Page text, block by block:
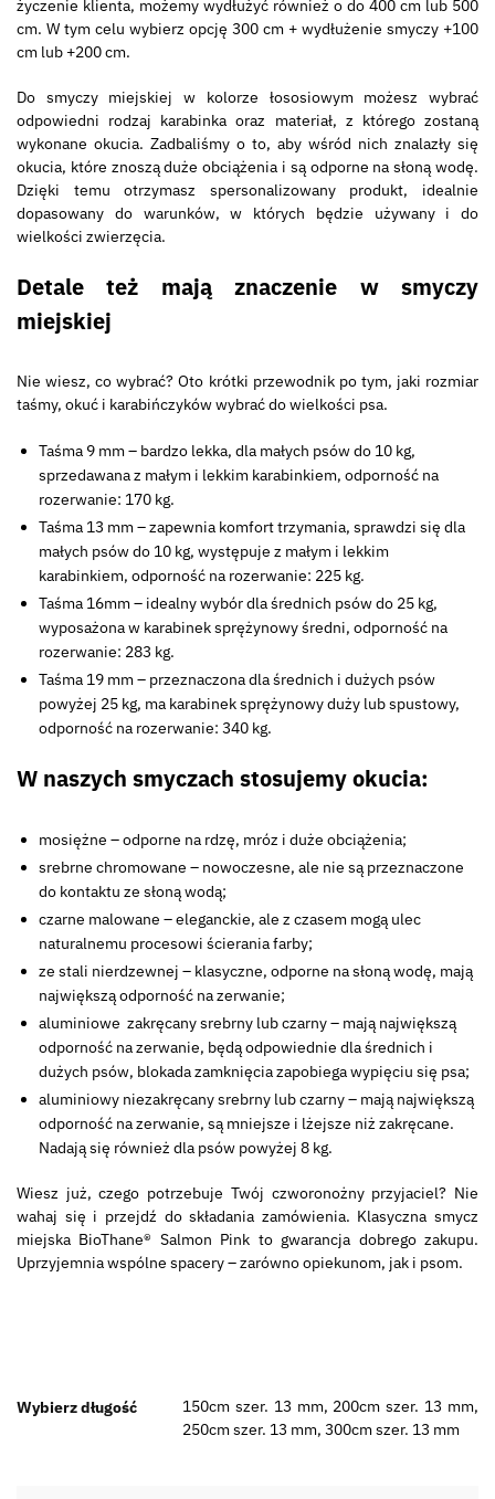
życzenie klienta, możemy wydłużyć również o do 400 cm lub 500
cm. W tym celu wybierz opcję 300 cm + wydłużenie smyczy +100
cm lub +200 cm.
Do smyczy miejskiej w kolorze łososiowym możesz wybrać
odpowiedni rodzaj karabinka oraz materiał, z którego zostaną
wykonane okucia. Zadbaliśmy o to, aby wśród nich znalazły się
okucia, które znoszą duże obciążenia i są odporne na słoną wodę.
Dzięki temu otrzymasz spersonalizowany produkt, idealnie
dopasowany do warunków, w których będzie używany i do
wielkości zwierzęcia.
Detale też mają znaczenie w smyczy
miejskiej
Nie wiesz, co wybrać? Oto krótki przewodnik po tym, jaki rozmiar
taśmy, okuć i karabińczyków wybrać do wielkości psa.
Taśma 9 mm – bardzo lekka, dla małych psów do 10 kg,
sprzedawana z małym i lekkim karabinkiem, odporność na
rozerwanie: 170 kg.
Taśma 13 mm – zapewnia komfort trzymania, sprawdzi się dla
małych psów do 10 kg, występuje z małym i lekkim
karabinkiem, odporność na rozerwanie: 225 kg.
Taśma 16mm – idealny wybór dla średnich psów do 25 kg,
wyposażona w karabinek sprężynowy średni, odporność na
rozerwanie: 283 kg.
Taśma 19 mm – przeznaczona dla średnich i dużych psów
powyżej 25 kg, ma karabinek sprężynowy duży lub spustowy,
odporność na rozerwanie: 340 kg.
W naszych smyczach stosujemy okucia:
mosiężne – odporne na rdzę, mróz i duże obciążenia;
srebrne chromowane – nowoczesne, ale nie są przeznaczone
do kontaktu ze słoną wodą;
czarne malowane – eleganckie, ale z czasem mogą ulec
naturalnemu procesowi ścierania farby;
ze stali nierdzewnej – klasyczne, odporne na słoną wodę, mają
największą odporność na zerwanie;
aluminiowe zakręcany srebrny lub czarny – mają największą
odporność na zerwanie, będą odpowiednie dla średnich i
dużych psów, blokada zamknięcia zapobiega wypięciu się psa;
aluminiowy niezakręcany srebrny lub czarny – mają największą
odporność na zerwanie, są mniejsze i lżejsze niż zakręcane.
Nadają się również dla psów powyżej 8 kg.
Wiesz już, czego potrzebuje Twój czworonożny przyjaciel? Nie
wahaj się i przejdź do składania zamówienia. Klasyczna smycz
miejska BioThane® Salmon Pink to gwarancja dobrego zakupu.
Uprzyjemnia wspólne spacery – zarówno opiekunom, jak i psom.
Wybierz długość
150cm szer. 13 mm, 200cm szer. 13 mm,
250cm szer. 13 mm, 300cm szer. 13 mm